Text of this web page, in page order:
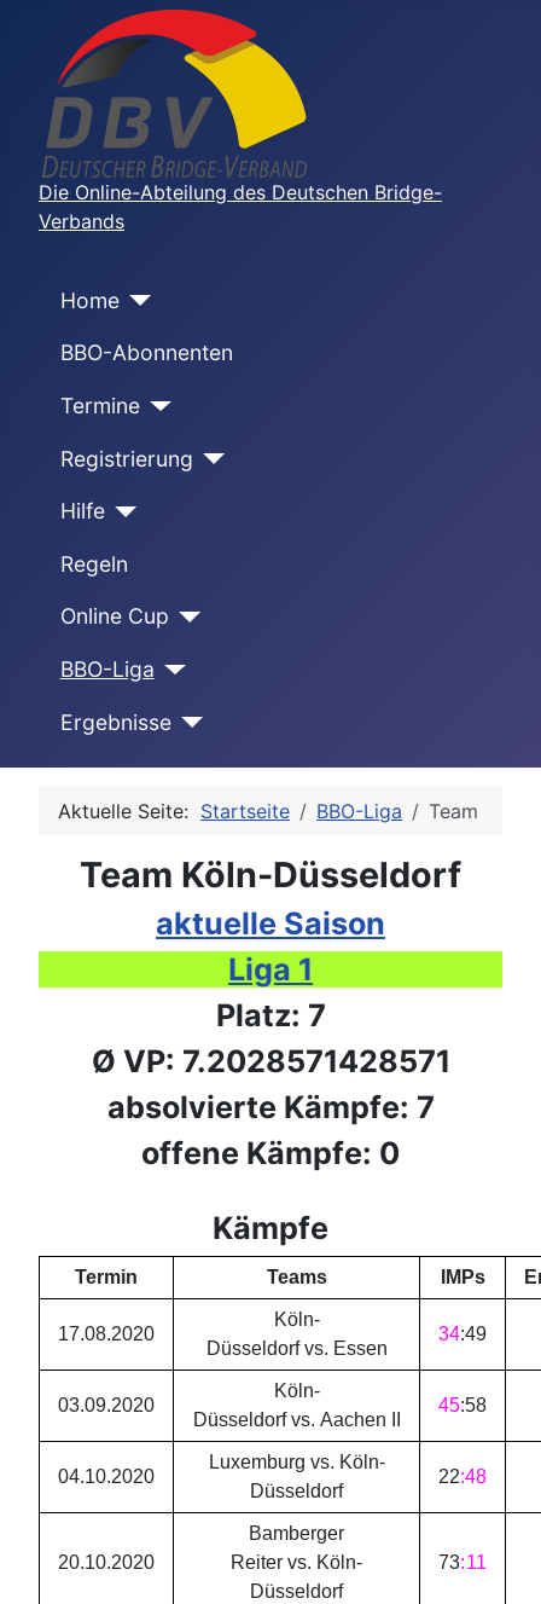
Die Online-Abteilung des Deutschen Bridge-
Verbands
Home
BBO-Abonnenten
Termine
Registrierung
Hilfe
Regeln
Online Cup
BBO-Liga
Ergebnisse
Aktuelle Seite: Startseite BBO-Liga Team
Team Köln-Düsseldorf
aktuelle Saison
Liga 1
Platz: 7
Ø VP: 7.2028571428571
absolvierte Kämpfe: 7
offene Kämpfe: 0
Kämpfe
Termin Teams IMPs
17.08.2020
Köln-
Düsseldorf vs. Essen
34:49
03.09.2020
Köln-
Düsseldorf vs. Aachen II
45:58
04.10.2020
Luxemburg vs. Köln-
Düsseldorf
22:48
20.10.2020
Bamberger
Reiter vs. Köln-
Düsseldorf
73:11